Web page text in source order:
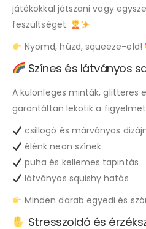
játékokkal játszani vagy
feszültséget.
Nyomd, húzd, squeeze-eld!
Színes és látványos
A különleges minták, glitteres
garantáltan lekötik a
csillogó és márványos
élénk neon színek
puha és kellemes tapintás
látványos squishy hatás
Minden darab egyedi és
Stresszoldó és